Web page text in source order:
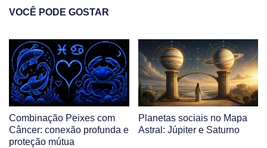
VOCÊ PODE GOSTAR
Combinação Peixes com
Câncer: conexão profunda e
proteção mútua
Planetas sociais no Mapa
Astral: Júpiter e Saturno